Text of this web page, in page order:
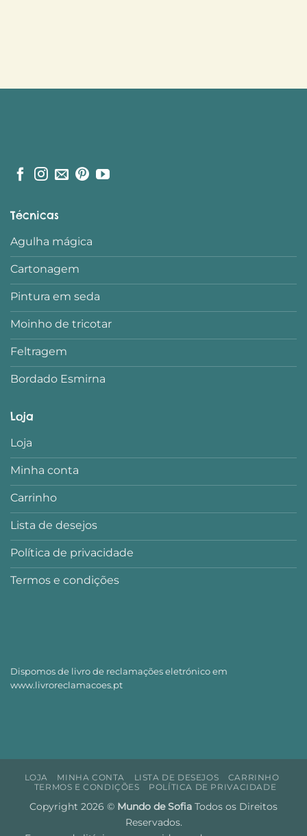
Técnicas
Agulha mágica
Cartonagem
Pintura em seda
Moinho de tricotar
Feltragem
Bordado Esmirna
Loja
Loja
Minha conta
Carrinho
Lista de desejos
Política de privacidade
Termos e condições
Dispomos de livro de reclamações eletrónico em
www.livroreclamacoes.pt
LOJA MINHA CONTA LISTA DE DESEJOS
CARRINHO
TERMOS E CONDIÇÕES
POLÍTICA DE PRIVACIDADE
Copyright 2026 © Mundo de Sofia Todos os Direitos
Reservados.